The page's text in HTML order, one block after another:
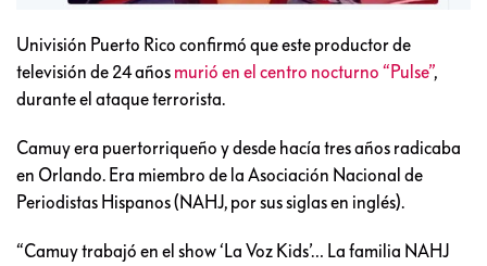
Univisión Puerto Rico confirmó que este productor de
televisión de 24 años murió en el centro nocturno “Pulse”,
durante el ataque terrorista.
Camuy era puertorriqueño y desde hacía tres años radicaba
en Orlando. Era miembro de la Asociación Nacional de
Periodistas Hispanos (NAHJ, por sus siglas en inglés).
“Camuy trabajó en el show ‘La Voz Kids’… La familia NAHJ